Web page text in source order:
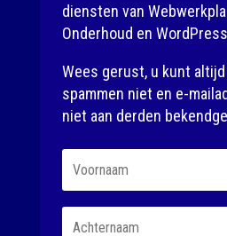
diensten van
Onderhoud en
Wees gerust, u kunt
spammen niet en e-
niet aan derden